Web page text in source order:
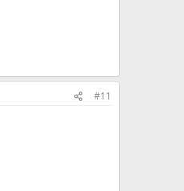
#11